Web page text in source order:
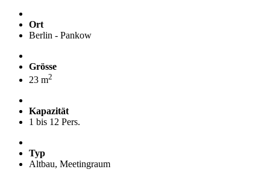
Ort
Berlin - Pankow
Grösse
23 m2
Kapazität
1 bis 12 Pers.
Typ
Altbau, Meetingraum